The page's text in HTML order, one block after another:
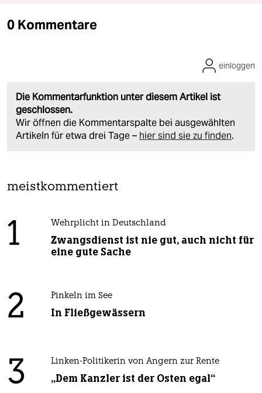
0 Kommentare
Die Kommentarfunktion unter diesem Artikel ist
geschlossen.
Wir öffnen die Kommentarspalte bei ausgewählten
Artikeln für etwa drei Tage – hier sind sie zu finden.
einloggen
meistkommentiert
1 Wehrplicht in Deutschland
Zwangsdienst ist nie gut, auch nicht für
eine gute Sache
2 Pinkeln im See
In Fließgewässern
3 Linken-Politikerin von Angern zur Rente
„Dem Kanzler ist der Osten egal“